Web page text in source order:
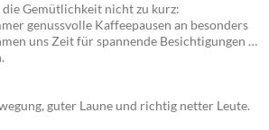
Gemütlichkeit nicht zu kurz:
genussvolle Kaffeepausen an besonders
uns Zeit für spannende Besichtigungen …
guter Laune und richtig netter Leute.